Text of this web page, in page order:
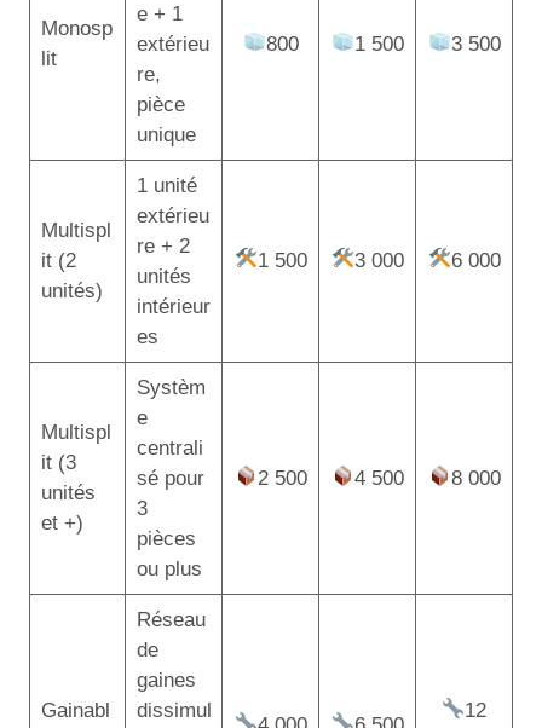
Monosp
lit
e + 1
extérieu
re,
pièce
unique
800 1 500 3 500
Multispl
it (2
unités)
1 unité
extérieu
re + 2
unités
intérieur
es
1 500 3 000 6 000
Multispl
it (3
unités
et +)
Systèm
e
centrali
sé pour
3
pièces
ou plus
2 500 4 500 8 000
Gainabl
Réseau
de
gaines
dissimul
12